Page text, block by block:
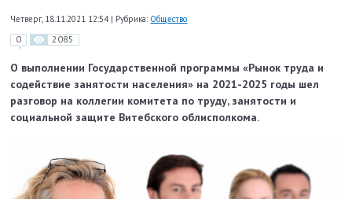
Четверг, 18.11.2021 12:54 | Рубрика: Общество
0 2085
О выполнении Государственной программы «Рынок труда и
содействие занятости населения» на 2021-2025 годы шел
разговор на коллегии комитета по труду, занятости и
социальной защите Витебского облисполкома.